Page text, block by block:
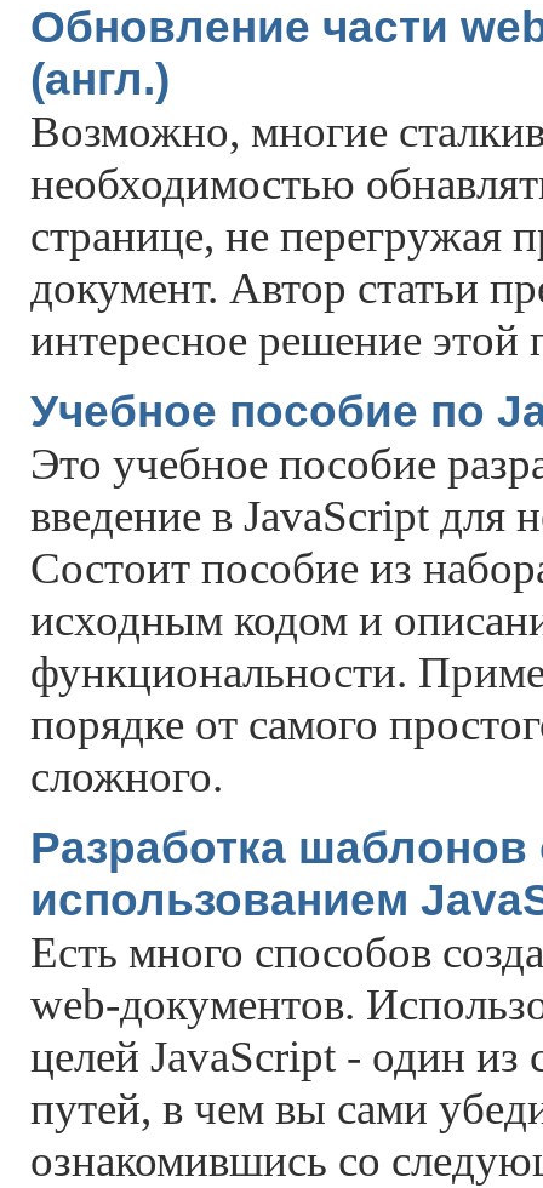
Обновление части
(англ.)
Возможно, многие
необходимостью
странице, не перегружая
документ. Автор статьи
интересное решение этой
Учебное пособие по
Это учебное пособие
введение в JavaScript для
Состоит пособие из
исходным кодом и
функциональности.
порядке от самого
сложного.
Разработка шаблонов
использованием
Есть много способов
web-документов.
целей JavaScript - один из
путей, в чем вы сами
ознакомившись со